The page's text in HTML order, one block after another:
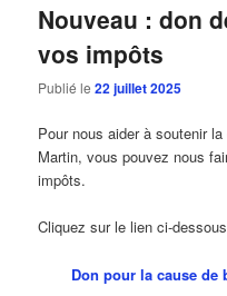
Nouveau : don
vos impôts
Publié le22 juillet 2025
Pour nous aider à soutenir
Martin, vous pouvez nous
impôts.
Cliquez sur le lien ci-
Don pour la cause de